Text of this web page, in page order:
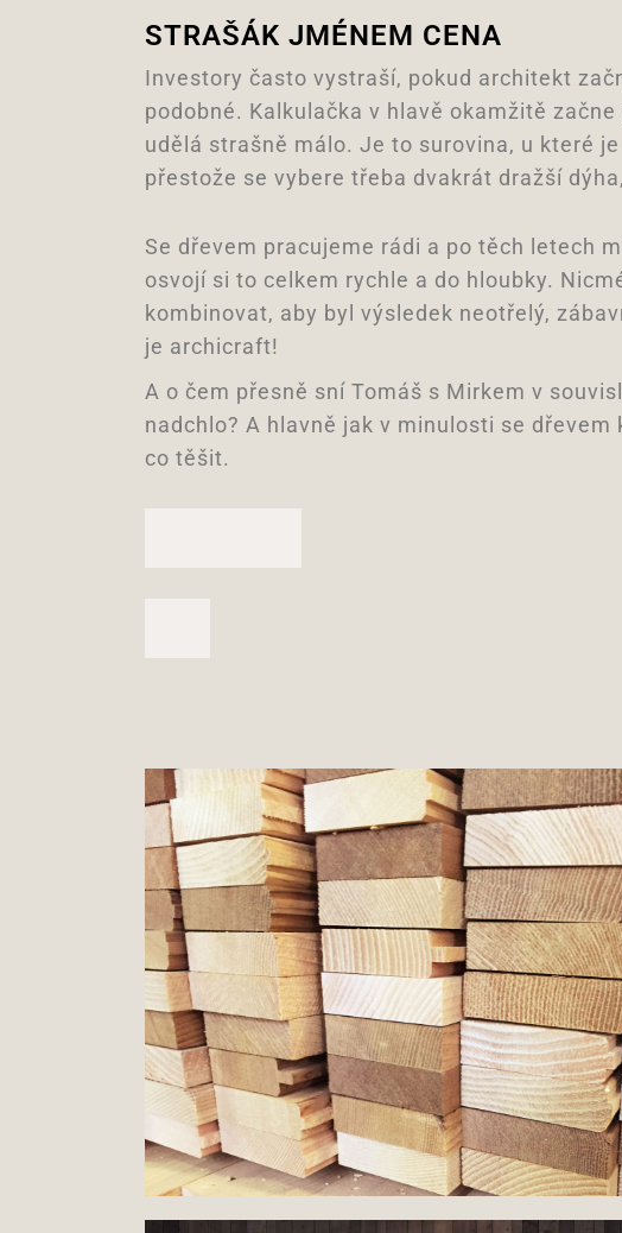
STRAŠÁK JMÉNEM CENA
Investory často vystraší, pokud architekt
podobné. Kalkulačka v hlavě okamžitě
udělá strašně málo. Je to surovina, u které
přestože se vybere třeba dvakrát dražší
Se dřevem pracujeme rádi a po těch letech
osvojí si to celkem rychle a do hloubky.
kombinovat, aby byl výsledek neotřelý,
je archicraft!
A o čem přesně sní Tomáš s Mirkem v
nadchlo? A hlavně jak v minulosti se
co těšit.